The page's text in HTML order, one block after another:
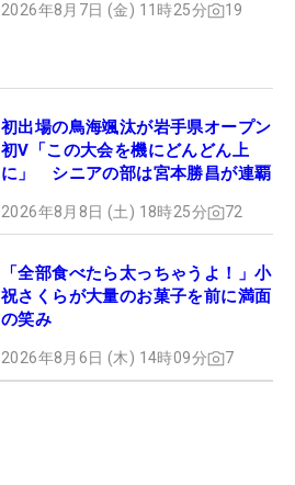
2026年8月7日 (金) 11時25分 19
初出場の鳥海颯汰が岩手県オープン
初V「この大会を機にどんどん上
に」 シニアの部は宮本勝昌が連覇
2026年8月8日 (土) 18時25分 72
「全部食べたら太っちゃうよ！」小
祝さくらが大量のお菓子を前に満面
の笑み
2026年8月6日 (木) 14時09分 7